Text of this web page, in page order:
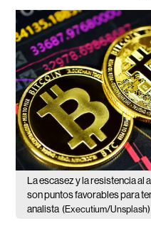
La escasez y la resistencia al
son puntos favorables para
analista (Executium/Unsplash)